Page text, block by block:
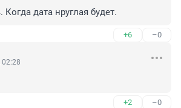
Когда дата нруглая будет.
+6 –0
+2 –0